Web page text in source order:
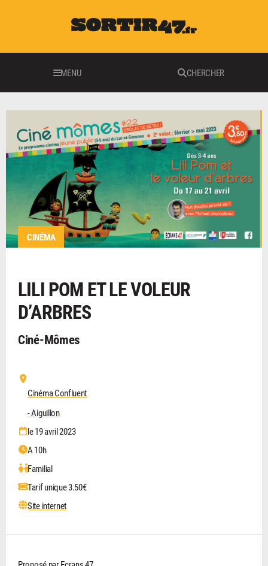
MENU CHERCHER
CINÉMA
LILI POM ET LE VOLEUR
D’ARBRES
Ciné-Mômes
Cinéma Confluent
- Aiguillon
le 19 avril 2023
A 10h
Familial
Tarif unique 3.50€
Site internet